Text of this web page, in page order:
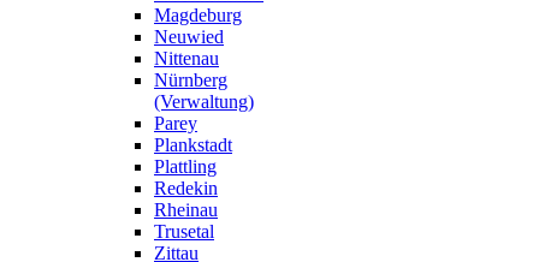
Magdeburg
Neuwied
Nittenau
Nürnberg
(Verwaltung)
Parey
Plankstadt
Plattling
Redekin
Rheinau
Trusetal
Zittau